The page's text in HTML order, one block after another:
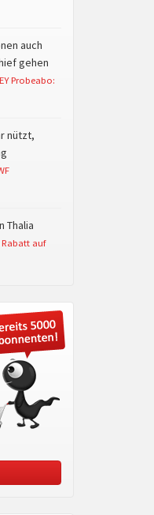
auch
gehen
Probeabo:
nützt,
Thalia
auf